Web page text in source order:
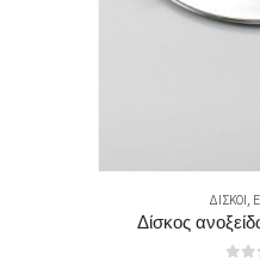
ΔΊΣΚΟΙ
Δίσκος